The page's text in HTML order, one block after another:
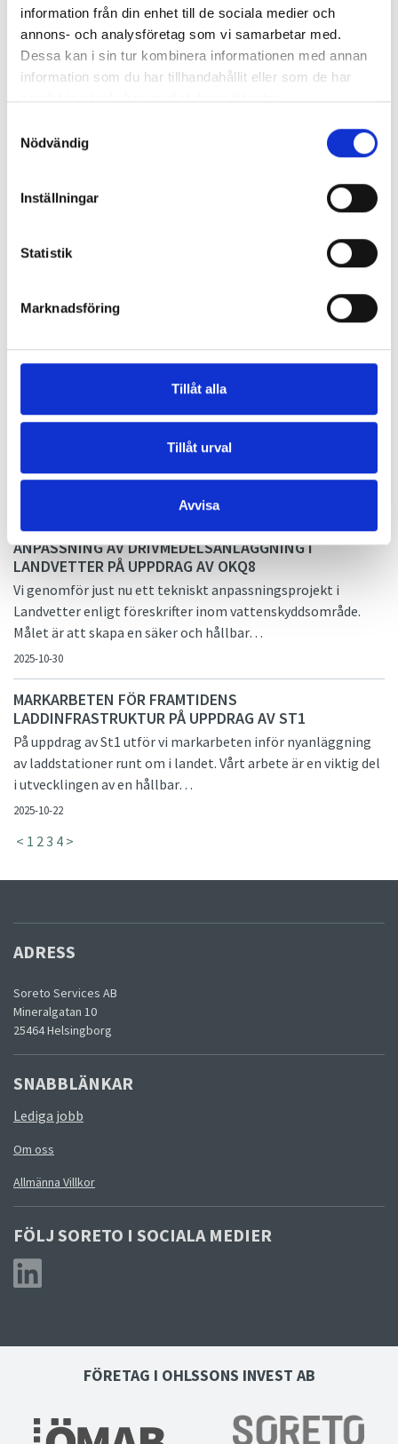
information från din enhet till de sociala medier och
annons- och analysföretag som vi samarbetar med.
Dessa kan i sin tur kombinera informationen med annan
information som du har tillhandahållit eller som de har
samlat in när du har använt deras tjänster.
Nödvändig
Inställningar
Statistik
Marknadsföring
Tillåt alla
Tillåt urval
Avvisa
NYHETSARKIV
Vi är glada att välkomna Carl Baldauf tillbaka till Soreto
inom drivmedelsentreprenad.
INSTALLATION AV FETTAVSKILJARE I MALMÖ
kund i Malmö. Den befintliga lösningen var
2026-06-03
SORETO OCH ÖMAB I GEMENSAMT
INSTALLATIONSPROJEKT
Soreto genomför just nu ett uppdrag tillsammans med
kompletta lösningar från första markarbete til…
ANPASSNING AV DRIVMEDELSANLÄGGNING I
LANDVETTER PÅ UPPDRAG AV OKQ8
Vi genomför just nu ett tekniskt anpassningsprojekt i
Landvetter enligt föreskrifter inom vattenskyddsområde.
Målet är att skapa en säker och hållbar…
2025-10-30
MARKARBETEN FÖR FRAMTIDENS
LADDINFRASTRUKTUR PÅ UPPDRAG AV ST1
På uppdrag av St1 utför vi markarbeten inför nyanläggning
av laddstationer runt om i landet. Vårt arbete är en viktig del
i utvecklingen av en hållbar…
2025-10-22
< 1 23 4 >
ADRESS
Soreto Services AB
Mineralgatan 10
25464 Helsingborg
SNABBLÄNKAR
Lediga jobb
Om oss
Allmänna Villkor
FÖLJ SORETO I SOCIALA MEDIER
FÖRETAG I OHLSSONS INVEST AB